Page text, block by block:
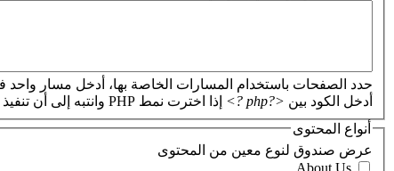
حدد الصفحات باستخدام المسارات الخاصة بها، أدخل مسار
أدخل الكود بين <?php ?>
إذا اخترت نمط PHP وانتبه إلى أن تنفيذ كود PHP غير صحيح سيؤدي إلى تعطل موقعك.
أنواع المحتوى
‏عرض صندوق لنوع معين من المحتوى ‏